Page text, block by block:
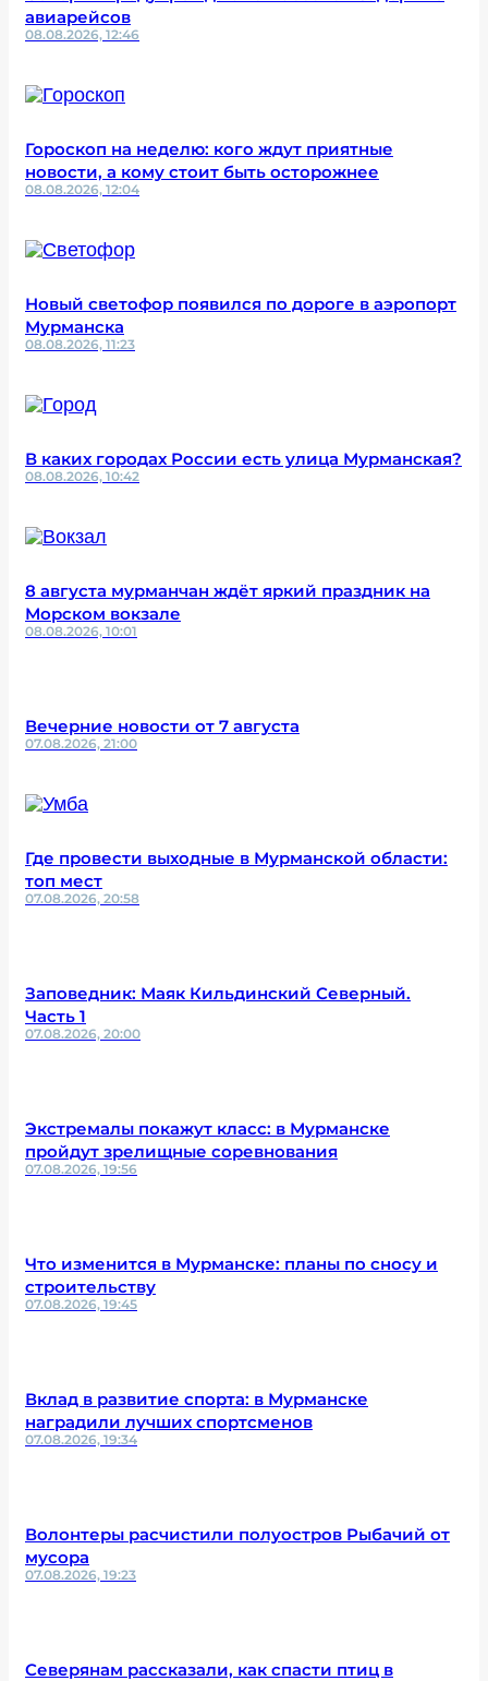
авиарейсов
08.08.2026, 12:46
Гороскоп на неделю: кого ждут приятные
новости, а кому стоит быть осторожнее
08.08.2026, 12:04
Новый светофор появился по дороге в аэропорт
Мурманска
08.08.2026, 11:23
В каких городах России есть улица Мурманская?
08.08.2026, 10:42
8 августа мурманчан ждёт яркий праздник на
Морском вокзале
08.08.2026, 10:01
Вечерние новости от 7 августа
07.08.2026, 21:00
Где провести выходные в Мурманской области:
топ мест
07.08.2026, 20:58
Заповедник: Маяк Кильдинский Северный.
Часть 1
07.08.2026, 20:00
Экстремалы покажут класс: в Мурманске
пройдут зрелищные соревнования
07.08.2026, 19:56
Что изменится в Мурманске: планы по сносу и
строительству
07.08.2026, 19:45
Вклад в развитие спорта: в Мурманске
наградили лучших спортсменов
07.08.2026, 19:34
Волонтеры расчистили полуостров Рыбачий от
мусора
07.08.2026, 19:23
Северянам рассказали, как спасти птиц в